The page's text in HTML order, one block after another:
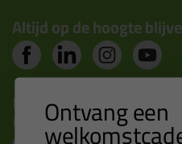
Altijd op de hoogte
Nieuws, tips en exclusieve
inbox Ontvang een